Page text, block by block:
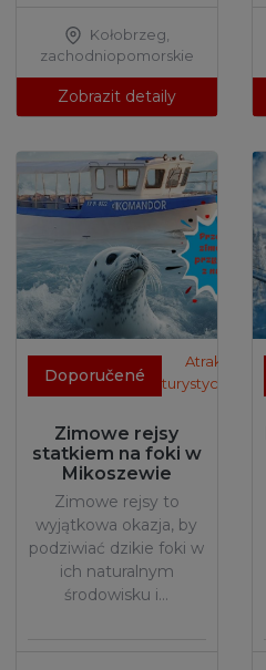
Kołobrzeg,
zachodniopomorskie
Zobrazit detaily
Doporučené
Atrakcje
turystyczne
Zimowe rejsy
statkiem na foki w
Mikoszewie
Zimowe rejsy to
wyjątkowa okazja, by
podziwiać dzikie foki w
ich naturalnym
środowisku i…